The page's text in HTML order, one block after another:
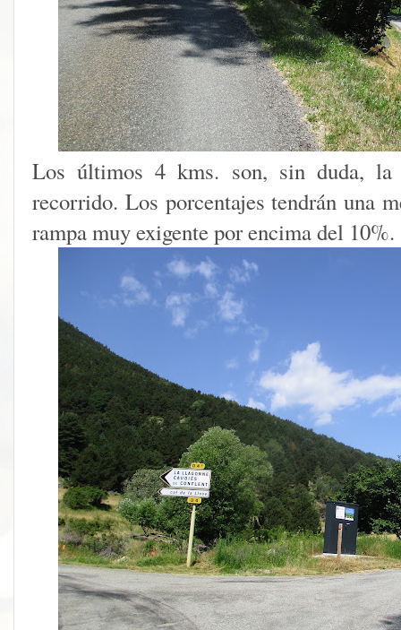
Los últimos 4 kms. son, sin duda,
recorrido. Los porcentajes tendrán una
rampa muy exigente por encima del 10%.